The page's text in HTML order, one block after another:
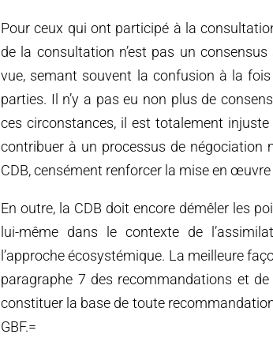
Pour ceux qui ont participé à la
de la consultation n’est pas un
vue, semant souvent la confusion à la
parties. Il n’y a pas eu non plus de
ces circonstances, il est totalement
contribuer à un processus de négociation
CDB, censément renforcer la mise en œuvre
En outre, la CDB doit encore démêler les
lui-même dans le contexte de
l’approche écosystémique. La meilleure
paragraphe 7 des recommandations et
constituer la base de toute
GBF.=